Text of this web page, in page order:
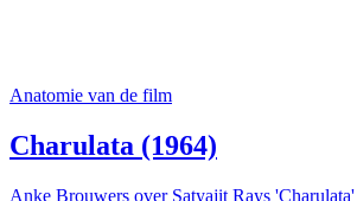
Anatomie van de film
Charulata (1964)
Anke Brouwers over Satyajit Rays